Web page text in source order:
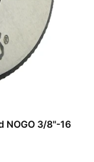
NOGO 3/8"-16